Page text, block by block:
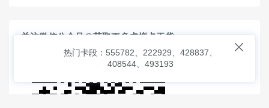
关注微信公众号@获取更多虚拟卡干货

热门卡段：555782、222929、428837、
408544、493193